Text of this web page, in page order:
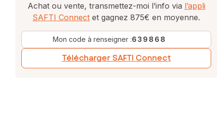
Achat ou vente, transmettez-moi l’info via l’appli
SAFTI Connect et gagnez 875€ en moyenne.
Mon code à renseigner :639868
Télécharger SAFTI Connect